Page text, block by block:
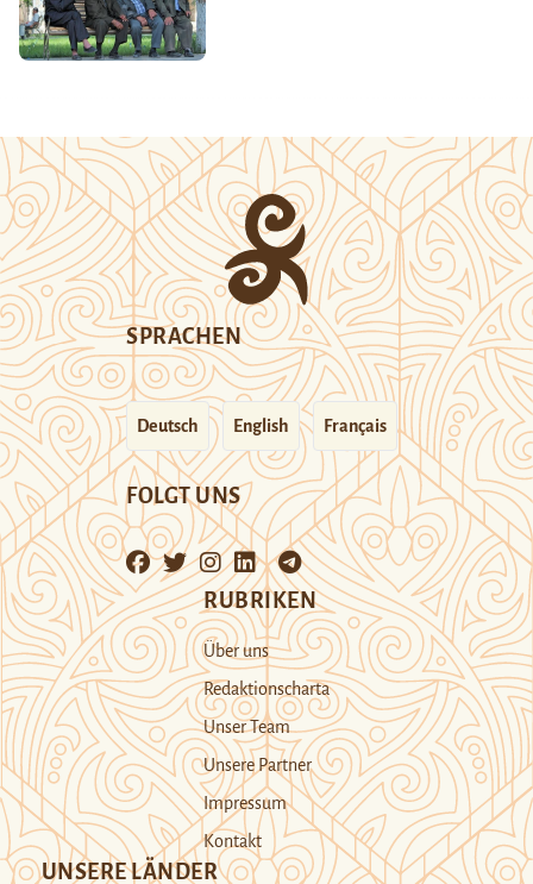
SPRACHEN
Deutsch English Français
FOLGT UNS
RUBRIKEN
Über uns
Redaktionscharta
Unser Team
Unsere Partner
Impressum
Kontakt
UNSERE LÄNDER